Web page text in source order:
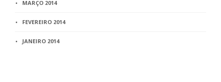
MARÇO 2014
FEVEREIRO 2014
JANEIRO 2014